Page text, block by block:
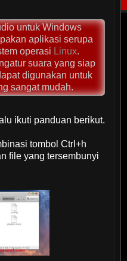
untuk Windows
aplikasi serupa
operasi Linux.
suara yang siap
digunakan untuk
sangat mudah.
ikuti panduan berikut.
tombol Ctrl+h
file yang tersembunyi